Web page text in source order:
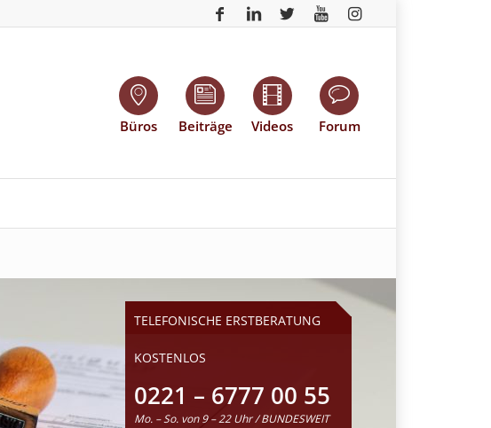
Büros Beiträge Videos Forum
TELEFONISCHE ERSTBERATUNG
KOSTENLOS
0221 – 6777 00 55
Mo. – So. von 9 – 22 Uhr / BUNDESWEIT